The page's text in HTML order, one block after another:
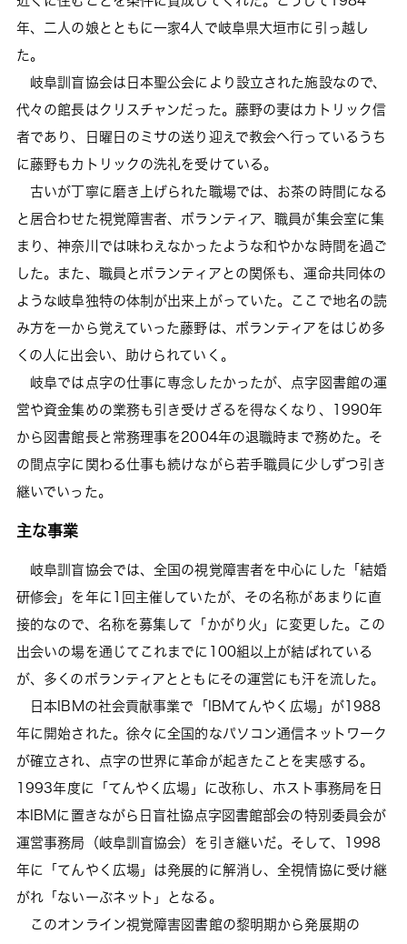
年、二人の娘とともに一家4人で岐阜県大垣市に引っ越し
た。
岐阜訓盲協会は日本聖公会により設立された施設なので、
代々の館長はクリスチャンだった。藤野の妻はカトリック信
者であり、日曜日のミサの送り迎えで教会へ行っているうち
に藤野もカトリックの洗礼を受けている。
古いが丁寧に磨き上げられた職場では、お茶の時間になる
と居合わせた視覚障害者、ボランティア、職員が集会室に集
まり、神奈川では味わえなかったような和やかな時間を過ご
した。また、職員とボランティアとの関係も、運命共同体の
ような岐阜独特の体制が出来上がっていた。ここで地名の読
み方を一から覚えていった藤野は、ボランティアをはじめ多
くの人に出会い、助けられていく。
岐阜では点字の仕事に専念したかったが、点字図書館の運
営や資金集めの業務も引き受けざるを得なくなり、1990年
から図書館長と常務理事を2004年の退職時まで務めた。そ
の間点字に関わる仕事も続けながら若手職員に少しずつ引き
継いでいった。
主な事業
岐阜訓盲協会では、全国の視覚障害者を中心にした「結婚
研修会」を年に1回主催していたが、その名称があまりに直
接的なので、名称を募集して「かがり火」に変更した。この
出会いの場を通じてこれまでに100組以上が結ばれている
が、多くのボランティアとともにその運営にも汗を流した。
日本IBMの社会貢献事業で「IBMてんやく広場」が1988
年に開始された。徐々に全国的なパソコン通信ネットワーク
が確立され、点字の世界に革命が起きたことを実感する。
1993年度に「てんやく広場」に改称し、ホスト事務局を日
本IBMに置きながら日盲社協点字図書館部会の特別委員会が
運営事務局（岐阜訓盲協会）を引き継いだ。そして、1998
年に「てんやく広場」は発展的に解消し、全視情協に受け継
がれ「ないーぶネット」となる。
このオンライン視覚障害図書館の黎明期から発展期の